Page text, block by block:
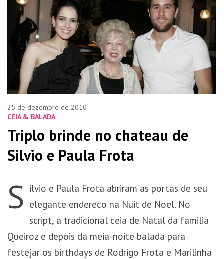
CEIA & BALADA
25 de dezembro de 2010
Triplo brinde no chateau de
Silvio e Paula Frota
S ilvio e Paula Frota abriram as portas de seu
elegante endereco na Nuit de Noel. No
script, a tradicional ceia de Natal da familia
Queiroz e depois da meia-noite balada para
festejar os birthdays de Rodrigo Frota e Marilinha